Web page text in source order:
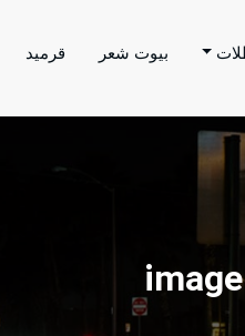
والسواتر والهناجر
بيوت شعر قرميد
image